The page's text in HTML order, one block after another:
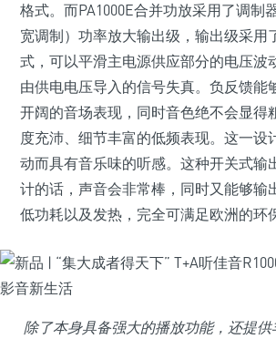
格式。而PA1000E合并功放采用了调制
宽调制）功率放大输出级，输出级采用
式，可以平滑主电源供应部分的电压波
由供电电压导入的信号失真。负反馈能
开阔的音场表现，同时音色绝不会显得
度充沛、细节丰富的低频表现。这一设
动而具有音乐味的听感。这种开关式输
计的话，声音会非常棒，同时又能够输
低功耗以及发热，完全可满足欧洲的环
除了本身具备强大的播放功能，还提